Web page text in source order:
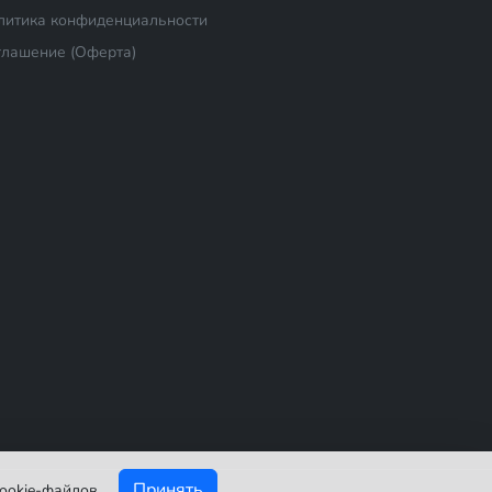
конфиденциальности
(Оферта)